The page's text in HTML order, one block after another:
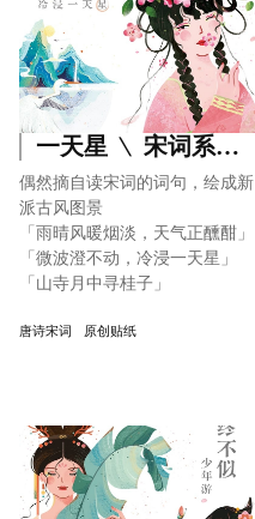
一天星 ﹨ 宋词系列 ②· Poetic Imagery
偶然摘自读宋词的词句，绘成新
派古风图景
「雨晴风暖烟淡，天气正醺酣」
「微波澄不动，冷浸一天星」
「山寺月中寻桂子」
唐诗宋词 原创贴纸